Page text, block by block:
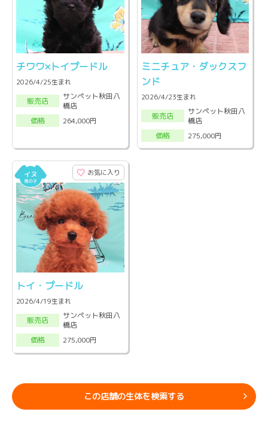
チワワ×トイプードル
2026/4/25生まれ
販売店
サンペット秋田八
橋店
価格
264,000円
ミニチュア・ダックスフ
ンド
2026/4/23生まれ
販売店
サンペット秋田八
橋店
価格
275,000円
お気に入り
トイ・プードル
2026/4/19生まれ
販売店
サンペット秋田八
橋店
価格
275,000円
この店舗の生体を検索する